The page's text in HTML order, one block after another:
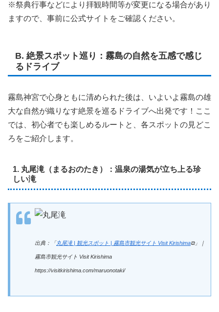
※祭典行事などにより拝観時間等が変更になる場合があり
ますので、事前に公式サイトをご確認ください。
B. 絶景スポット巡り：霧島の自然を五感で感じ
るドライブ
霧島神宮で心身ともに清められた後は、いよいよ霧島の雄
大な自然が織りなす絶景を巡るドライブへ出発です！ここ
では、初心者でも楽しめるルートと、各スポットの見どこ
ろをご紹介します。
1. 丸尾滝（まるおのたき）：温泉の湯気が立ち上る珍
しい滝
出典：「 丸尾滝 | 観光スポット | 霧島市観光サイト Visit Kirishima⧉」｜
霧島市観光サイト Visit Kirishima
https://visitkirishima.com/maruonotaki/